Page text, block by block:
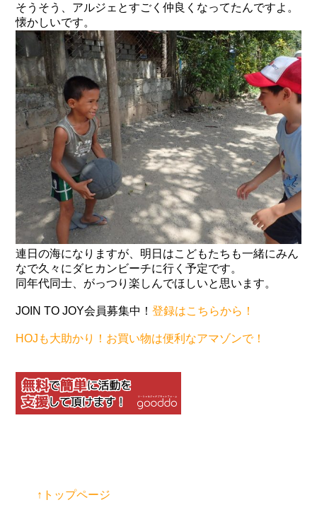
そうそう、アルジェとすごく仲良くなってたんですよ。
懐かしいです。
連日の海になりますが、明日はこどもたちも一緒にみん
なで久々にダヒカンビーチに行く予定です。
同年代同士、がっつり楽しんでほしいと思います。
JOIN TO JOY会員募集中！登録はこちらから！
HOJも大助かり！お買い物は便利なアマゾンで！
↑トップページ